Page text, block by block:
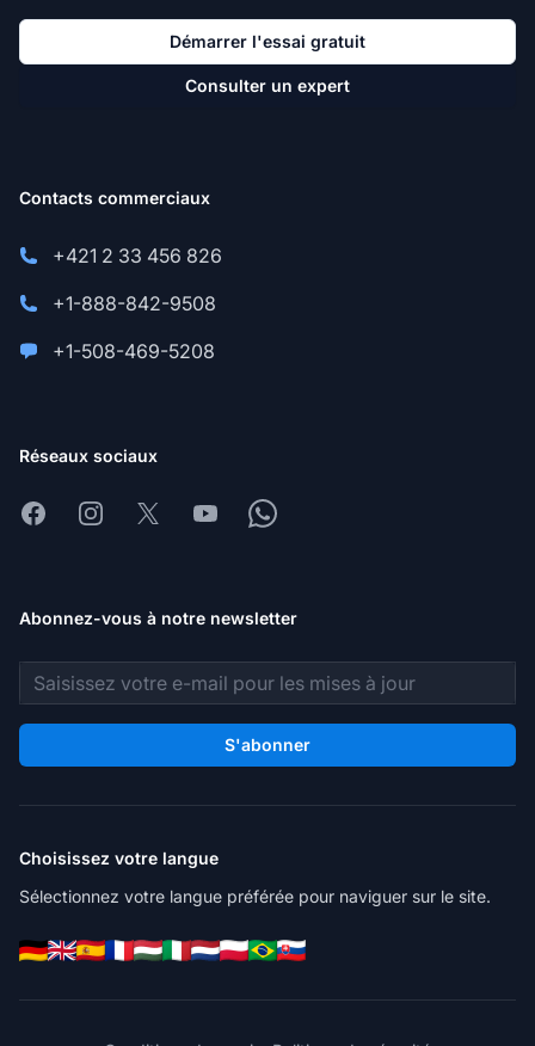
Démarrer l'essai gratuit
Consulter un expert
Contacts commerciaux
+421 2 33 456 826
+1-888-842-9508
+1-508-469-5208
Réseaux sociaux
FacebookInstagram
X YoutubeWhatsapp
Abonnez-vous à notre newsletter
Adresse e-mail
S'abonner
Choisissez votre langue
Sélectionnez votre langue préférée pour naviguer sur le site.